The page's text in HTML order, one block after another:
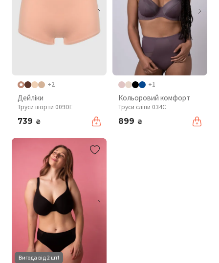
+2
Дейліки
Труси шорти 009DE
739 ₴
+1
Кольоровий комфорт
Труси сліпи 034C
899 ₴
Вигода від 2 шт!